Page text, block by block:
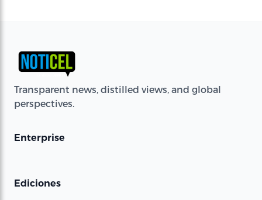
Transparent news, distilled views, and global
perspectives.
Enterprise
Ediciones